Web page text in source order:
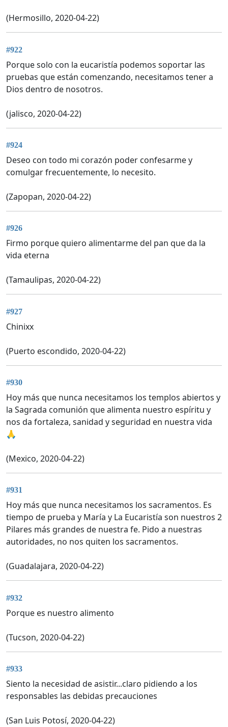
(Hermosillo, 2020-04-22)
#922
Porque solo con la eucaristía podemos soportar las
pruebas que están comenzando, necesitamos tener a
Dios dentro de nosotros.
(jalisco, 2020-04-22)
#924
Deseo con todo mi corazón poder confesarme y
comulgar frecuentemente, lo necesito.
(Zapopan, 2020-04-22)
#926
Firmo porque quiero alimentarme del pan que da la
vida eterna
(Tamaulipas, 2020-04-22)
#927
Chinixx
(Puerto escondido, 2020-04-22)
#930
Hoy más que nunca necesitamos los templos abiertos y
la Sagrada comunión que alimenta nuestro espíritu y
nos da fortaleza, sanidad y seguridad en nuestra vida
🙏
(Mexico, 2020-04-22)
#931
Hoy más que nunca necesitamos los sacramentos. Es
tiempo de prueba y María y La Eucaristía son nuestros 2
Pilares más grandes de nuestra fe. Pido a nuestras
autoridades, no nos quiten los sacramentos.
(Guadalajara, 2020-04-22)
#932
Porque es nuestro alimento
(Tucson, 2020-04-22)
#933
Siento la necesidad de asistir...claro pidiendo a los
responsables las debidas precauciones
(San Luis Potosí, 2020-04-22)